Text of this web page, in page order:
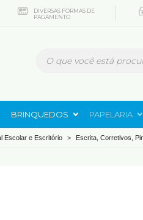
DIVERSAS FORMAS DE
PAGAMENTO
BRINQUEDOS PAPELARIA
Escolar e Escritório > Escrita, Corretivos,